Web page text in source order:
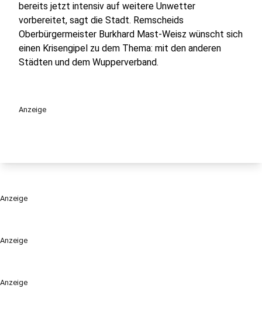
Anzeige
Anzeige
bereits jetzt intensiv auf weitere Unwetter
vorbereitet, sagt die Stadt. Remscheids
Oberbürgermeister Burkhard Mast-Weisz wünscht sich
einen Krisengipel zu dem Thema: mit den anderen
Städten und dem Wupperverband.
Anzeige
Anzeige